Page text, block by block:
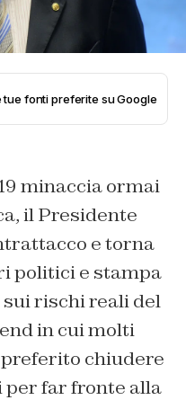
fonti preferite su Google
minaccia ormai
il Presidente
e torna
politici e stampa
rischi reali del
in cui molti
chiudere
far fronte alla